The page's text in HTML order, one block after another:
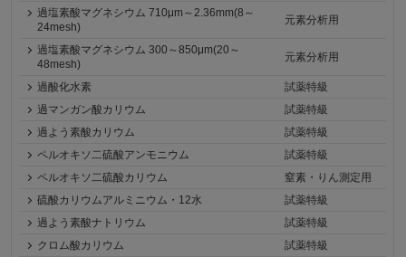
過塩素酸マグネシウム 710μm～2.36mm(8～
24mesh)
元素分析用
過塩素酸マグネシウム 300～850μm(20～
48mesh)
元素分析用
過酸化水素
試薬特級
過マンガン酸カリウム
試薬特級
過よう素酸カリウム
試薬特級
ペルオキソ二硫酸アンモニウム
試薬特級
ペルオキソ二硫酸カリウム
窒素・りん測定用
硫酸カリウムアルミニウム・12水
試薬特級
過よう素酸ナトリウム
試薬特級
クロム酸カリウム
試薬特級